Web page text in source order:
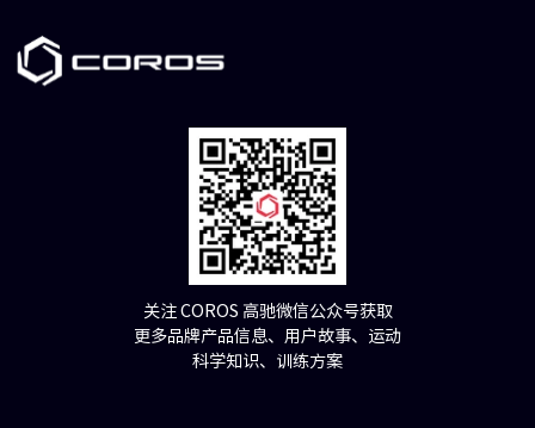
关注 COROS 高驰微信公众号获取
更多品牌产品信息、用户故事、运动
科学知识、训练方案